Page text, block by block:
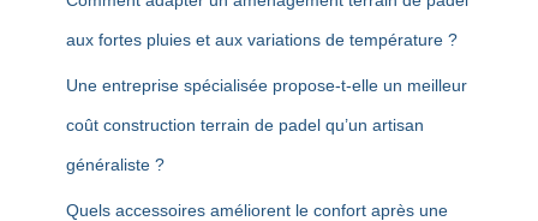
aux fortes pluies et aux variations de température ?
Une entreprise spécialisée propose-t-elle un meilleur
coût construction terrain de padel qu’un artisan
généraliste ?
Quels accessoires améliorent le confort après une